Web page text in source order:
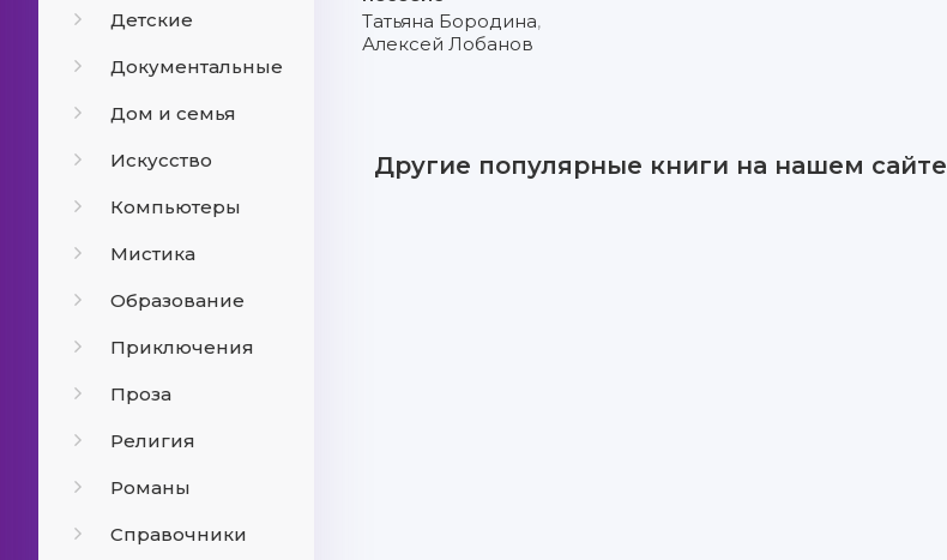
Детские
Документальные
Дом и семья
Искусство
Компьютеры
Мистика
Образование
Приключения
Проза
Религия
Романы
Справочники
Татьяна Бородина,
Алексей Лобанов
Другие популярные книги на нашем сайте